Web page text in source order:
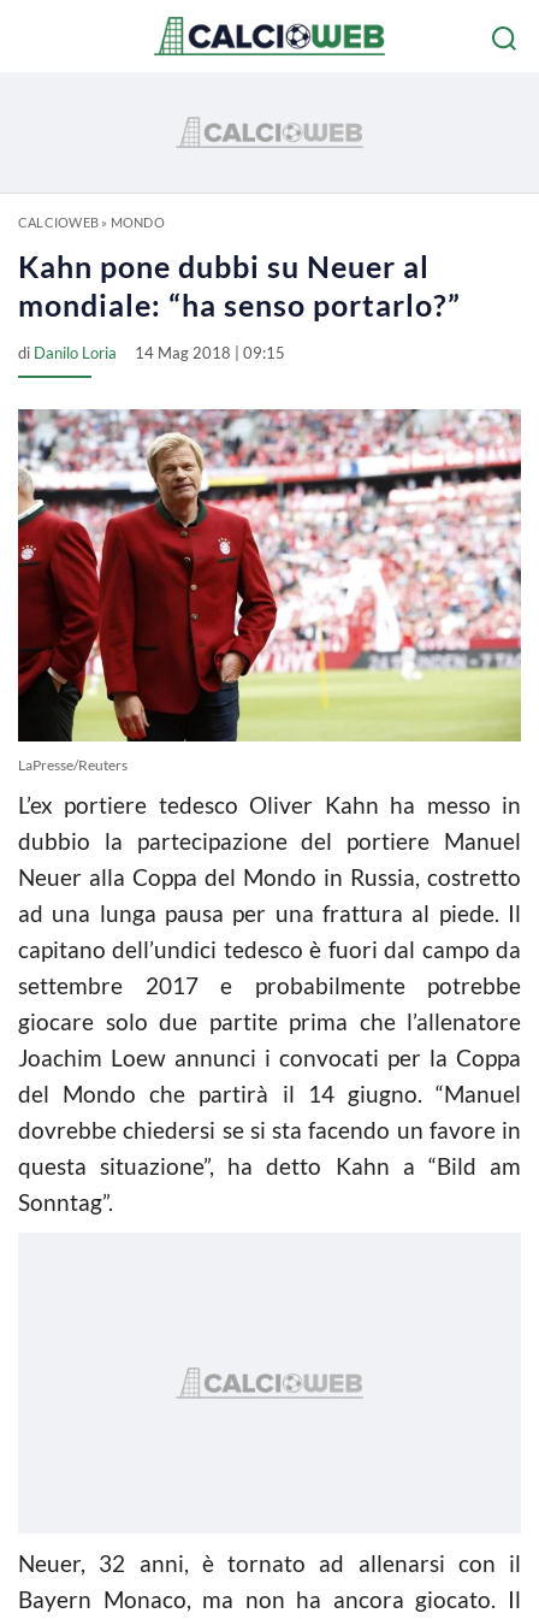
CALCIOWEB» MONDO
Kahn pone dubbi su Neuer al
mondiale: “ha senso portarlo?”
di Danilo Loria 14 Mag 2018 | 09:15
LaPresse/Reuters
L’ex portiere tedesco Oliver Kahn ha messo in
dubbio la partecipazione del portiere Manuel
Neuer alla Coppa del Mondo in Russia, costretto
ad una lunga pausa per una frattura al piede. Il
capitano dell’undici tedesco è fuori dal campo da
settembre 2017 e probabilmente potrebbe
giocare solo due partite prima che l’allenatore
Joachim Loew annunci i convocati per la Coppa
del Mondo che partirà il 14 giugno. “Manuel
dovrebbe chiedersi se si sta facendo un favore in
questa situazione”, ha detto Kahn a “Bild am
Sonntag”.
Neuer, 32 anni, è tornato ad allenarsi con il
Bayern Monaco, ma non ha ancora giocato. Il